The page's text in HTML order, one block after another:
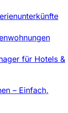
für Hotels &
– Einfach,